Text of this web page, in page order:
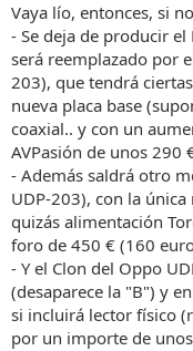
Vaya lío, entonces, si
- Se deja de producir
será reemplazado por
203), que tendrá
nueva placa base
coaxial.. y con un
AVPasión de unos 290
- Además saldrá otro
UDP-203), con la
quizás alimentación
foro de 450 € (160
- Y el Clon del Oppo
(desaparece la "B") y
si incluirá lector físico
por un importe de